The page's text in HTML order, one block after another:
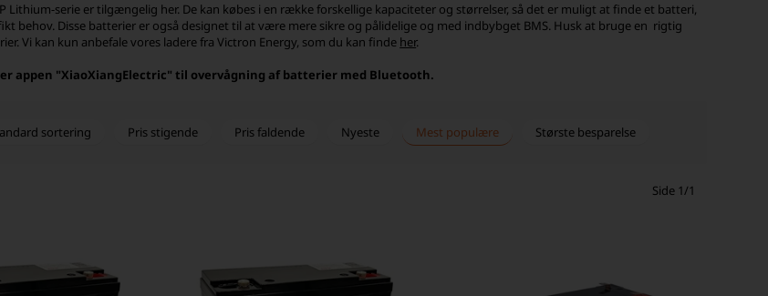
Lithium-serie er tilgængelig her. De kan købes i en række forskellige kapaciteter og størrelser, så det er muligt at finde et batteri,
behov. Disse batterier er også designet til at være mere sikre og pålidelige og med indbybget BMS. Husk at bruge en rigtig
Vi kan kun anbefale vores ladere fra Victron Energy, som du kan finde her.
appen "XiaoXiangElectric" til overvågning af batterier med Bluetooth.
sortering Pris stigende Pris faldende Nyeste Mest populære Største besparelse
Side 1/1